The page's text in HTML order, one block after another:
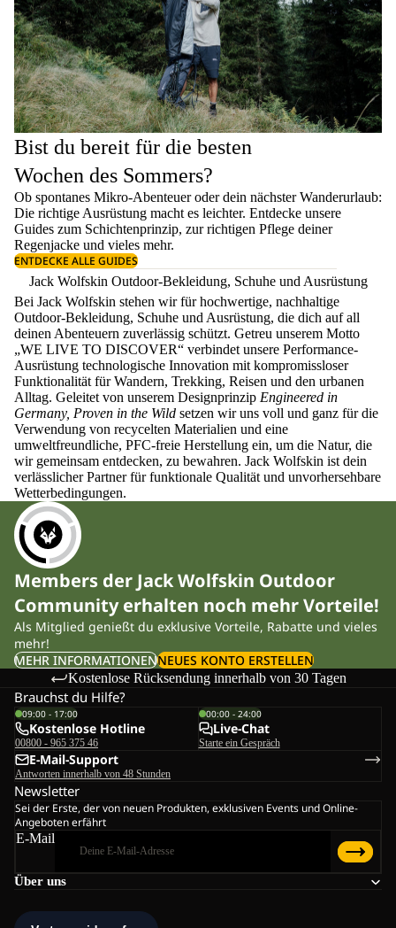
Bist du bereit für die besten
Wochen des Sommers?
Ob spontanes Mikro-Abenteuer oder dein nächster Wanderurlaub:
Die richtige Ausrüstung macht es leichter. Entdecke unsere
Guides zum Schichtenprinzip, zur richtigen Pflege deiner
Regenjacke und vieles mehr.
ENTDECKE ALLE GUIDES
Jack Wolfskin Outdoor-Bekleidung, Schuhe und Ausrüstung
Bei Jack Wolfskin stehen wir für hochwertige, nachhaltige
Outdoor-Bekleidung, Schuhe und Ausrüstung, die dich auf all
deinen Abenteuern zuverlässig schützt. Getreu unserem Motto
„WE LIVE TO DISCOVER“ verbindet unsere Performance-
Ausrüstung technologische Innovation mit kompromissloser
Funktionalität für Wandern, Trekking, Reisen und den urbanen
Alltag. Geleitet von unserem Designprinzip Engineered in
Germany, Proven in the Wild setzen wir uns voll und ganz für die
Verwendung von recycelten Materialien und eine
umweltfreundliche, PFC-freie Herstellung ein, um die Natur, die
wir gemeinsam entdecken, zu bewahren. Jack Wolfskin ist dein
verlässlicher Partner für funktionale Qualität und unvorhersehbare
Wetterbedingungen.
Members der Jack Wolfskin Outdoor
Community erhalten noch mehr Vorteile!
Als Mitglied genießt du exklusive Vorteile, Rabatte und vieles
mehr!
MEHR INFORMATIONENNEUES KONTO ERSTELLEN
Kostenlose Rücksendung innerhalb von 30 Tagen
Über uns
Brauchst du Hilfe?
09:00 - 17:00
Kostenlose Hotline
00800 - 965 375 46
00:00 - 24:00
Live-Chat
Starte ein Gespräch
E-Mail-Support
Antworten innerhalb von 48 Stunden
Newsletter
Sei der Erste, der von neuen Produkten, exklusiven Events und Online-
Angeboten erfährt
E-Mail